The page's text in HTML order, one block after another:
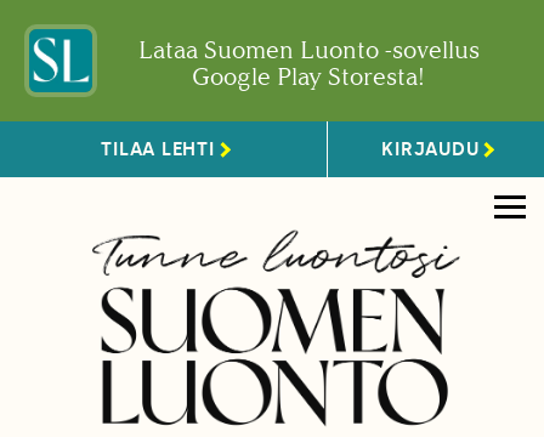
Lataa Suomen Luonto -sovellus
Google Play Storesta!
TILAA LEHTI KIRJAUDU